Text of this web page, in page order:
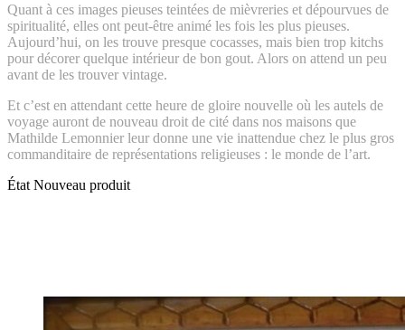
Quant à ces images pieuses teintées de mièvreries et dépourvues de
spiritualité, elles ont peut-être animé les fois les plus pieuses.
Aujourd’hui, on les trouve presque cocasses, mais bien trop kitchs
pour décorer quelque intérieur de bon gout. Alors on attend un peu
avant de les trouver vintage.
Et c’est en attendant cette heure de gloire nouvelle où les autels de
voyage auront de nouveau droit de cité dans nos maisons que
Mathilde Lemonnier leur donne une vie inattendue chez le plus gros
commanditaire de représentations religieuses : le monde de l’art.
État Nouveau produit